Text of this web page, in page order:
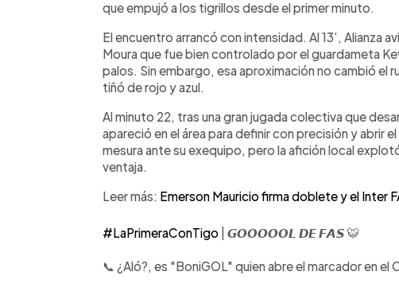
en el segundo tiempo. Francis Castillo
que Alianza corta su racha de tres victorias
puntos en la zona media de la tabla.
que empujó a los tigrillos desde el primer minuto.
El encuentro arrancó con intensidad. Al 13’, Alianza
Moura que fue bien controlado por el guardameta
palos. Sin embargo, esa aproximación no cambió el
tiñó de rojo y azul.
Al minuto 22, tras una gran jugada colectiva que
apareció en el área para definir con precisión y abrir
mesura ante su exequipo, pero la afición local
ventaja.
Leer más: Emerson Mauricio firma doblete y el Inter
#LaPrimeraConTigo | 𝙂𝙊𝙊𝙊𝙊𝙊𝙇 𝘿𝙀 𝙁𝘼𝙎 🐯
📞 ¿Aló?, es "BoniGOL" quien abre el marcador en el